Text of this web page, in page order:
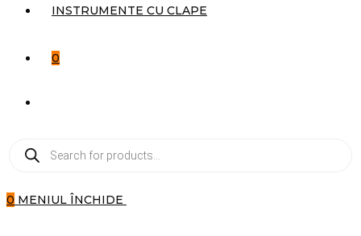
INSTRUMENTE CU CLAPE
0
SEARCH
search
0 MENIUL ÎNCHIDE